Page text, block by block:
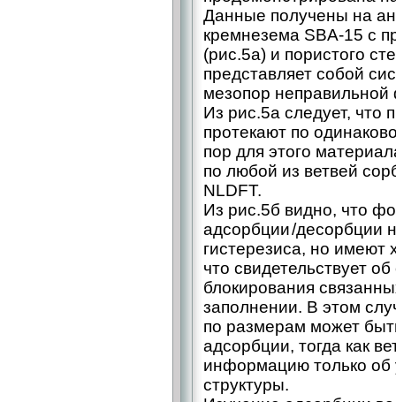
Данные получены на
кремнезема SBA-15 с
(рис.5а) и пористого
представляет собой
мезопор
Из рис.5а следует, что
протекают по
пор для этого
по любой из ветвей
NLDFT.
Из рис.5б видно, что
адсорбции /десорбции
гистерезиса, но
что свидетельствует
блокирования
заполнении. В этом
по размерам может
адсорбции, тогда как
информацию только об
структуры.